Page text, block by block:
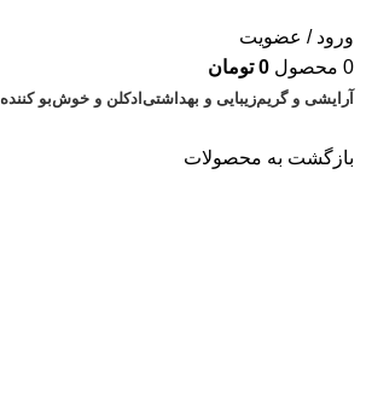
ورود / عضویت
0 محصول 0 تومان
آرایشی و گریمزیبایی و بهداشتی ادکلن و خوش‌بو
بازگشت به محصولات